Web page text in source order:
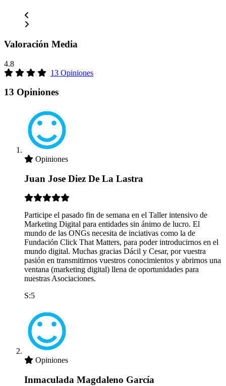
Valoración Media
4.8
13 Opiniones
13 Opiniones
Opiniones
Juan Jose Diez De La Lastra
Participe el pasado fin de semana en el Taller intensivo de
Marketing Digital para entidades sin ánimo de lucro. El
mundo de las ONGs necesita de inciativas como la de
Fundación Click That Matters, para poder introducirnos en el
mundo digital. Muchas gracias Dácil y Cesar, por vuestra
pasión en transmitirnos vuestros conocimientos y abrirnos una
ventana (marketing digital) llena de oportunidades para
nuestras Asociaciones.
S:5
Opiniones
Inmaculada Magdaleno García